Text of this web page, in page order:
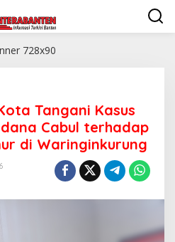
Tangani Kasus
Cabul terhadap
di Waringinkurung